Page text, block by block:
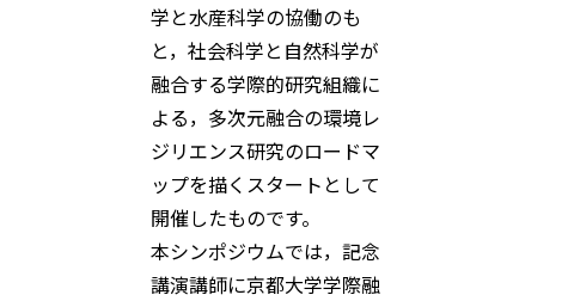
学と水産科学の協働のも
と，社会科学と自然科学が
融合する学際的研究組織に
よる，多次元融合の環境レ
ジリエンス研究のロードマ
ップを描くスタートとして
開催したものです。
本シンポジウムでは，記念
講演講師に京都大学学際融